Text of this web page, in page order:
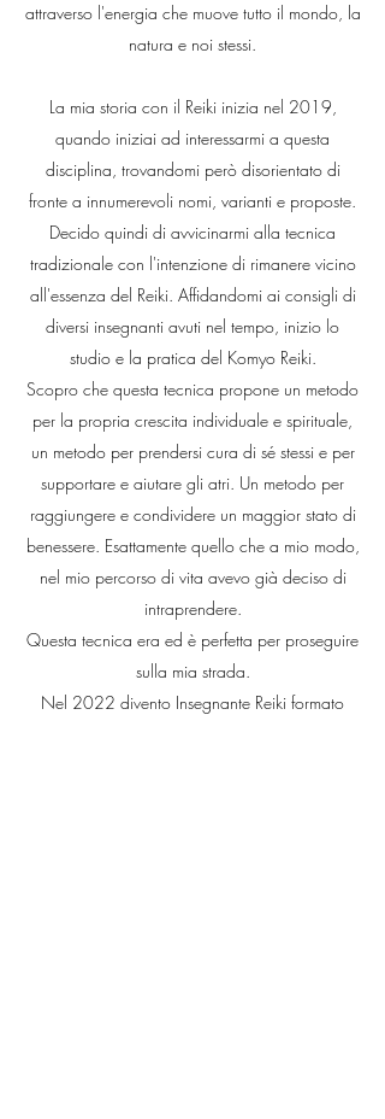
attraverso l'energia che muove tutto il mondo, la
natura e noi stessi.
La mia storia con il Reiki inizia nel 2019,
quando iniziai ad interessarmi a questa
disciplina, trovandomi però disorientato di
fronte a innumerevoli nomi, varianti e proposte.
Decido quindi di avvicinarmi alla tecnica
tradizionale con l'intenzione di rimanere vicino
all'essenza del Reiki. Affidandomi ai consigli di
diversi insegnanti avuti nel tempo, inizio lo
studio e la pratica del Komyo Reiki.
Scopro che questa tecnica propone un metodo
per la propria crescita individuale e spirituale,
un metodo per prendersi cura di sé stessi e per
supportare e aiutare gli atri. Un metodo per
raggiungere e condividere un maggior stato di
benessere. Esattamente quello che a mio modo,
nel mio percorso di vita avevo già deciso di
intraprendere.
Questa tecnica era ed è perfetta per proseguire
sulla mia strada.
Nel 2022 divento Insegnante Reiki formato